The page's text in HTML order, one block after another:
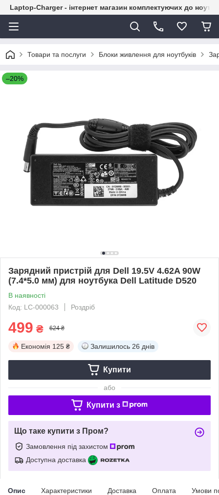
Laptop-Charger - інтернет магазин комплектуючих до
Товари та послуги Блоки живлення для ноутбуків
–20%
Зарядний пристрій для Dell 19.5V 4.62A 90W
(7.4*5.0 мм) для ноутбука Dell Latitude D520
В наявності
Код: LC-000063
Роздріб
499 ₴ 624 ₴
Економія 125 ₴ Залишилось 26 днів
Купити
або
Купити з
Що таке купити з Пром?
Замовлення під захистом
Доступна доставка
Опис Характеристики Доставка Оплата Умови